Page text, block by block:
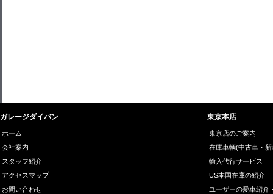
ガレージダイバン
ホーム
会社案内
スタッフ紹介
アクセスマップ
お問い合わせ
東京本店
東京店のご案内
在庫車輌(中古車・
輸入代行サービス
US本国在庫の紹介
ユーザーの愛車紹介